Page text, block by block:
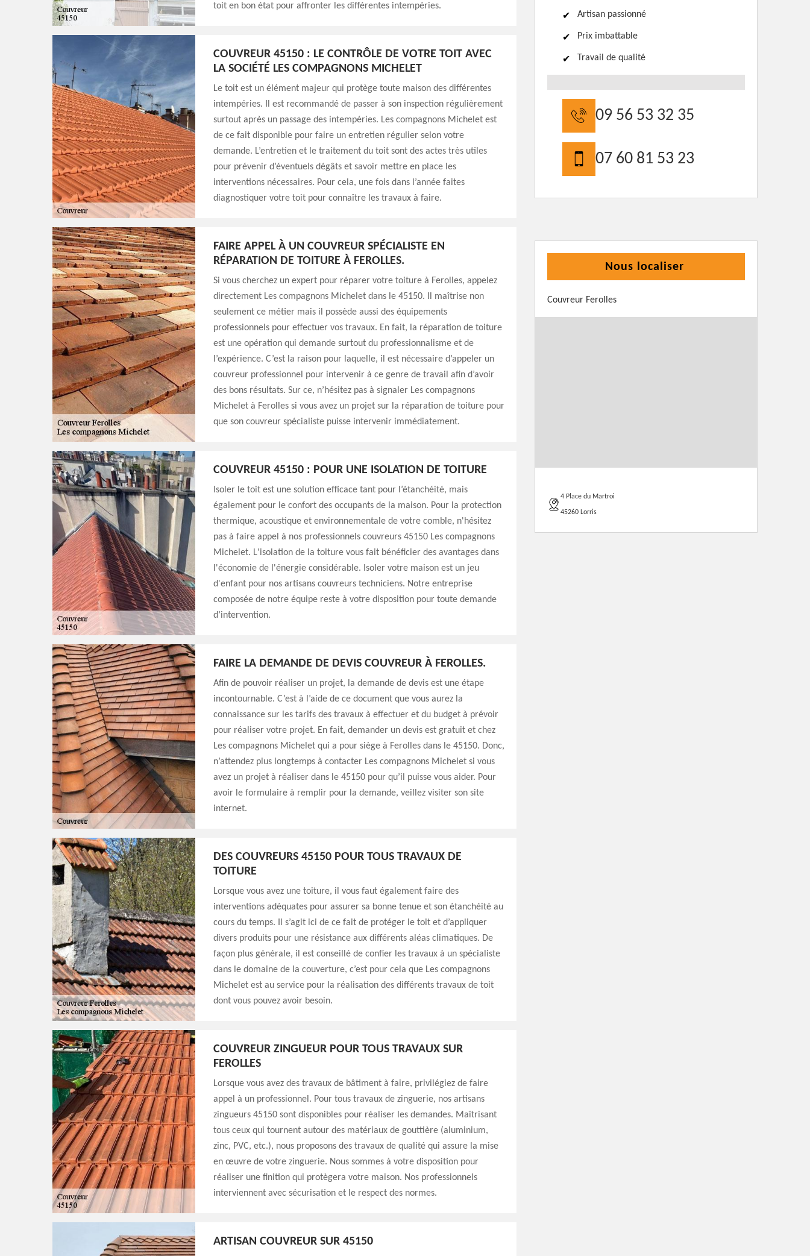
toit en bon état pour affronter les différentes intempéries.
COUVREUR 45150 : LE CONTRÔLE DE VOTRE TOIT AVEC
LA SOCIÉTÉ LES COMPAGNONS MICHELET
Le toit est un élément majeur qui protège toute maison des différentes
intempéries. Il est recommandé de passer à son inspection régulièrement
surtout après un passage des intempéries. Les compagnons Michelet est
de ce fait disponible pour faire un entretien régulier selon votre
demande. L’entretien et le traitement du toit sont des actes très utiles
pour prévenir d’éventuels dégâts et savoir mettre en place les
interventions nécessaires. Pour cela, une fois dans l’année faites
diagnostiquer votre toit pour connaître les travaux à faire.
FAIRE APPEL À UN COUVREUR SPÉCIALISTE EN
RÉPARATION DE TOITURE À FEROLLES.
Si vous cherchez un expert pour réparer votre toiture à Ferolles, appelez
directement Les compagnons Michelet dans le 45150. Il maîtrise non
seulement ce métier mais il possède aussi des équipements
professionnels pour effectuer vos travaux. En fait, la réparation de toiture
est une opération qui demande surtout du professionnalisme et de
l’expérience. C’est la raison pour laquelle, il est nécessaire d’appeler un
couvreur professionnel pour intervenir à ce genre de travail afin d’avoir
des bons résultats. Sur ce, n’hésitez pas à signaler Les compagnons
Michelet à Ferolles si vous avez un projet sur la réparation de toiture pour
que son couvreur spécialiste puisse intervenir immédiatement.
COUVREUR 45150 : POUR UNE ISOLATION DE TOITURE
Isoler le toit est une solution efficace tant pour l’étanchéité, mais
également pour le confort des occupants de la maison. Pour la protection
thermique, acoustique et environnementale de votre comble, n'hésitez
pas à faire appel à nos professionnels couvreurs 45150 Les compagnons
Michelet. L'isolation de la toiture vous fait bénéficier des avantages dans
l'économie de l'énergie considérable. Isoler votre maison est un jeu
d'enfant pour nos artisans couvreurs techniciens. Notre entreprise
composée de notre équipe reste à votre disposition pour toute demande
d’intervention.
FAIRE LA DEMANDE DE DEVIS COUVREUR À FEROLLES.
Afin de pouvoir réaliser un projet, la demande de devis est une étape
incontournable. C’est à l’aide de ce document que vous aurez la
connaissance sur les tarifs des travaux à effectuer et du budget à prévoir
pour réaliser votre projet. En fait, demander un devis est gratuit et chez
Les compagnons Michelet qui a pour siège à Ferolles dans le 45150. Donc,
n’attendez plus longtemps à contacter Les compagnons Michelet si vous
avez un projet à réaliser dans le 45150 pour qu’il puisse vous aider. Pour
avoir le formulaire à remplir pour la demande, veillez visiter son site
internet.
DES COUVREURS 45150 POUR TOUS TRAVAUX DE
TOITURE
Lorsque vous avez une toiture, il vous faut également faire des
interventions adéquates pour assurer sa bonne tenue et son étanchéité au
cours du temps. Il s’agit ici de ce fait de protéger le toit et d’appliquer
divers produits pour une résistance aux différents aléas climatiques. De
façon plus générale, il est conseillé de confier les travaux à un spécialiste
dans le domaine de la couverture, c’est pour cela que Les compagnons
Michelet est au service pour la réalisation des différents travaux de toit
dont vous pouvez avoir besoin.
COUVREUR ZINGUEUR POUR TOUS TRAVAUX SUR
FEROLLES
Lorsque vous avez des travaux de bâtiment à faire, privilégiez de faire
appel à un professionnel. Pour tous travaux de zinguerie, nos artisans
zingueurs 45150 sont disponibles pour réaliser les demandes. Maîtrisant
tous ceux qui tournent autour des matériaux de gouttière (aluminium,
zinc, PVC, etc.), nous proposons des travaux de qualité qui assure la mise
en œuvre de votre zinguerie. Nous sommes à votre disposition pour
réaliser une finition qui protègera votre maison. Nos professionnels
interviennent avec sécurisation et le respect des normes.
ARTISAN COUVREUR SUR 45150
Artisan passionné
Prix imbattable
Travail de qualité
09 56 53 32 35
07 60 81 53 23
Nous localiser
Couvreur Ferolles
4 Place du Martroi
45260 Lorris